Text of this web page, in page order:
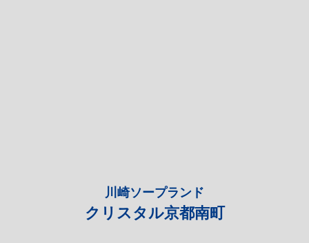
川崎ソープランド
クリスタル京都南町